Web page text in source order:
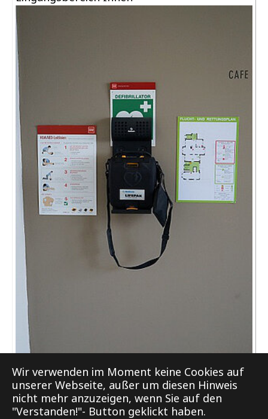
Wir verwenden im Moment keine Cookies auf
unserer Webseite, außer um diesen Hinweis
nicht mehr anzuzeigen, wenn Sie auf den
"Verstanden!"- Button geklickt haben.
AED Gerät